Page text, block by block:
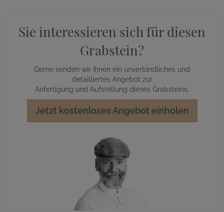
Sie interessieren sich für diesen
Grabstein?
Gerne senden wir Ihnen ein unverbindliches und
detailliertes Angebot zur
Anfertigung und Aufstellung dieses Grabsteins.
Jetzt kostenloses Angebot einholen